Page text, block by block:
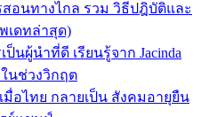
สอนทางไกล รวม วิธีปฎิบัติและ
เดทล่าสุด)
นผู้นำที่ดี เรียนรู้จาก Jacinda
นช่วงวิกฤต
มื่อไทย กลายเป็น สังคมอายุยืน